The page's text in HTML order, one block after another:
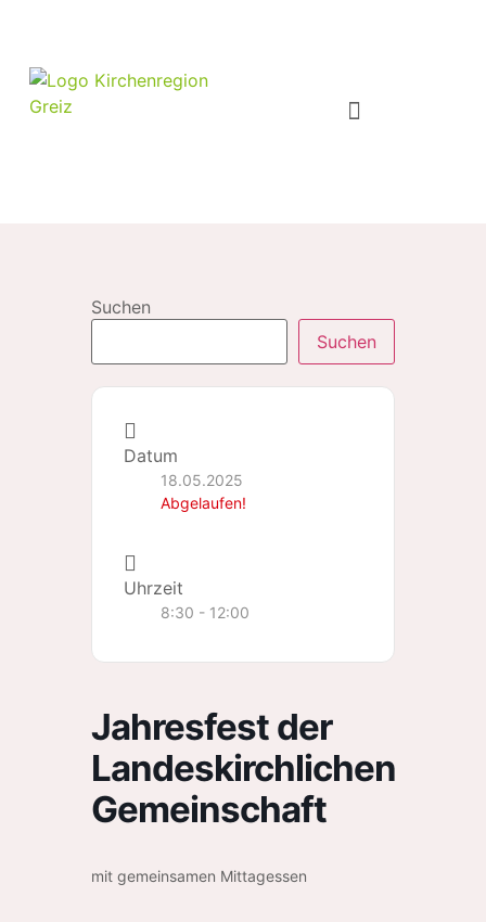
Suchen
Suchen
Datum
18.05.2025
Abgelaufen!
Uhrzeit
8:30 - 12:00
Jahresfest der
Landeskirchlichen
Gemeinschaft
mit gemeinsamen Mittagessen